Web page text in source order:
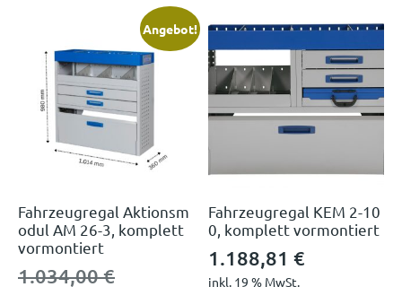
Angebot!
Fahrzeugregal Aktionsm
odul AM 26-3, komplett
vormontiert
1.034,00€
Fahrzeugregal KEM 2-10
0, komplett vormontiert
1.188,81€
inkl. 19 % MwSt.